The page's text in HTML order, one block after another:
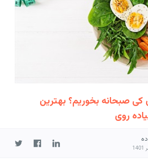
کی صبحانه بخوریم؟ بهترین
روی